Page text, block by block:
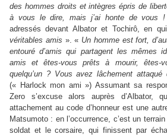
des hommes droits et intègres épris de
à vous le dire, mais j’ai honte de vous !
adressés devant Albator et Tochirô, en
véritables amis ». « Un homme est fort,
entouré d’amis qui partagent les mêmes
amis et êtes-vous prêts à mourir, êtes-
quelqu’un ? Vous avez lâchement
(« Harlock mon ami ») Assumant sa
Zero s’excuse alors auprès d’Albator,
attachement au code d’honneur est une
Matsumoto : en l’occurrence, c’est un
soldat et le corsaire, qui finissent par